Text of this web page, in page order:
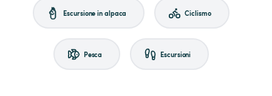
Escursione in alpaca Ciclismo
Pesca Escursioni